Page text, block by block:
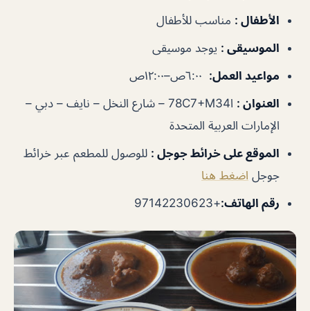
الأطفال : مناسب للأطفال
الموسيقى : يوجد موسيقى
مواعيد العمل:
العنوان :
ا78C7+M34 – شارع النخل – نايف‎ – دبي –
الإمارات العربية المتحدة
الموقع على خرائط جوجل : للوصول للمطعم عبر خرائط
جوجل اضغط هنا
رقم الهاتف:
+97142230623